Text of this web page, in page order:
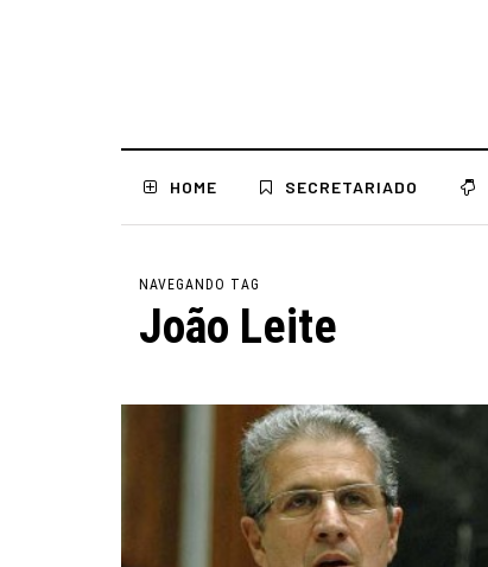
HOME SECRETARIADO
NAVEGANDO TAG
João Leite